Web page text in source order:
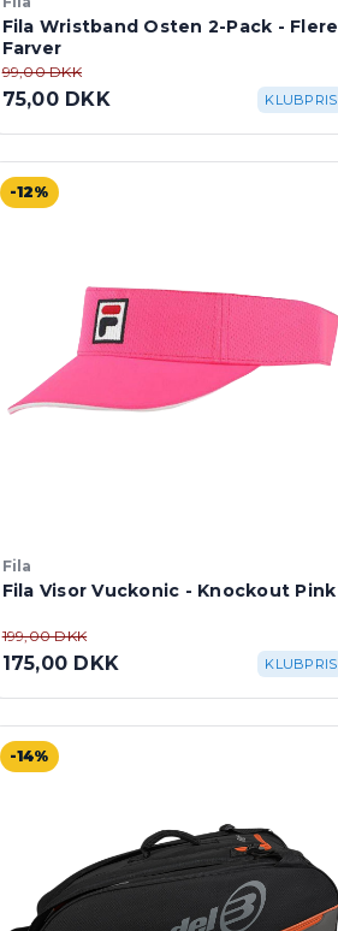
Fila Wristband Osten 2-Pack - Flere
Farver
99,00 DKK
75,00 DKK KLUBPRIS
-12%
Fila
Fila Visor Vuckonic - Knockout Pink
199,00 DKK
175,00 DKK KLUBPRIS
-14%